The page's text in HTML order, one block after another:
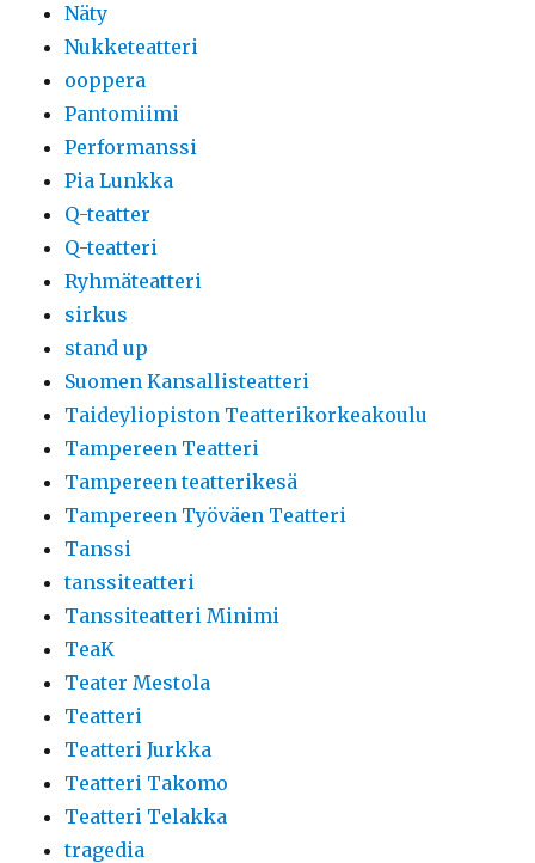
Näty
Nukketeatteri
ooppera
Pantomiimi
Performanssi
Pia Lunkka
Q-teatter
Q-teatteri
Ryhmäteatteri
sirkus
stand up
Suomen Kansallisteatteri
Taideyliopiston Teatterikorkeakoulu
Tampereen Teatteri
Tampereen teatterikesä
Tampereen Työväen Teatteri
Tanssi
tanssiteatteri
Tanssiteatteri Minimi
TeaK
Teater Mestola
Teatteri
Teatteri Jurkka
Teatteri Takomo
Teatteri Telakka
tragedia